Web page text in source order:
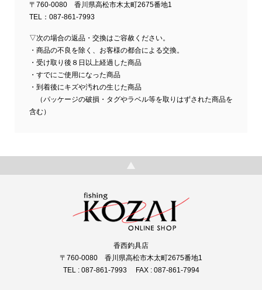
〒760-0080 香川県高松市木太町2675番地1
TEL：087-861-7993
▽次の場合の返品・交換はご容赦ください。
・商品の不良を除く、お客様の都合による交換。
・受け取り後８日以上経過した商品
・すでにご使用になった商品
・到着後にキズや汚れの生じた商品
（パッケージの破損・タグやラベル等を取りはずされた商品を
含む）
香西釣具店
〒760-0080 香川県高松市木太町2675番地1
TEL : 087-861-7993 FAX : 087-861-7994